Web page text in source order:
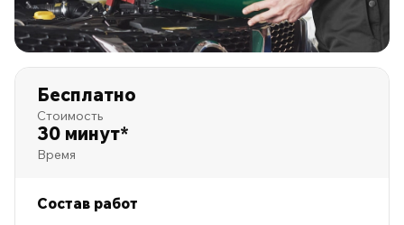
Бесплатно
Стоимость
30 минут*
Время
Состав работ